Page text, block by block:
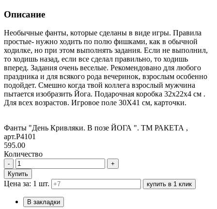
Описание
Необычные фанты, которые сделаны в виде игры. Правила
простые- нужно ходить по полю фишками, как в обычной
ходилке, но при этом выполнять задания. Если не выполнил,
то ходишь назад, если все сделал правильно, то ходишь
вперед. Задания очень веселые. Рекомендовано для любого
праздника и для всякого рода вечеринок, взрослым особенно
подойдет. Смешно когда твой коллега взрослый мужчина
пытается изобразить Йога. Подарочная коробка 32х22х4 см .
Для всех возрастов. Игровое поле 30Х41 см, карточки.
Фанты "День Кривляки. В позе ЙОГА ". ТМ РАКЕТА ,
арт.Р4101
595.00
Количество
-
+
Купить
Цена за: 1 шт. купить в 1 клик
В закладки